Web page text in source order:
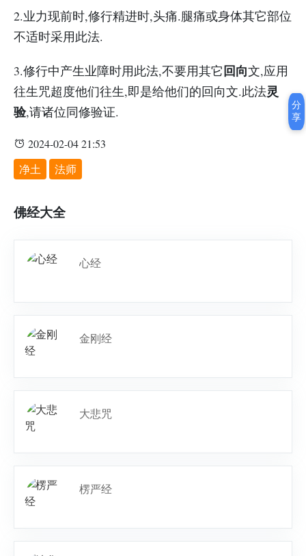
2.业力现前时,修行精进时,头痛.腿痛或身体其它部位
不适时采用此法.
3.修行中产生业障时用此法,不要用其它回向文,应用
往生咒超度他们往生,即是给他们的回向文.此法灵
验,请诸位同修验证.
2024-02-04 21:53
净土
法师
佛经大全
心经
金刚经
大悲咒
楞严经
分
享